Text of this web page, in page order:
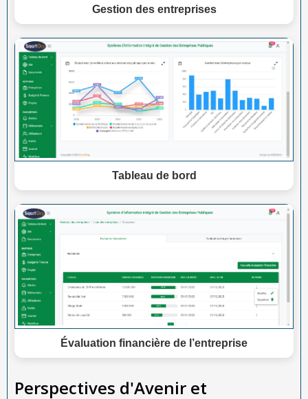
Gestion des entreprises
Tableau de bord
Évaluation financière de l’entreprise
Perspectives d'Avenir et